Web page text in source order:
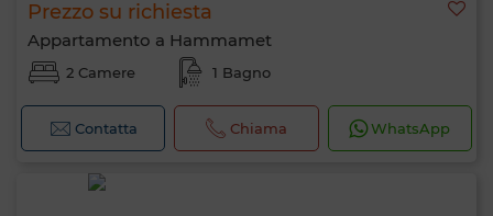
Prezzo su richiesta
Appartamento a Hammamet
2 Camere 1 Bagno
Contatta Chiama WhatsApp